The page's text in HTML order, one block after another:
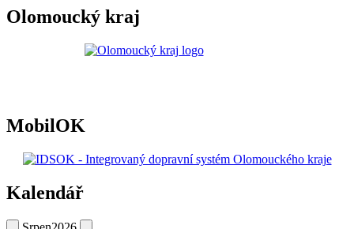
Olomoucký kraj
MobilOK
Kalendář